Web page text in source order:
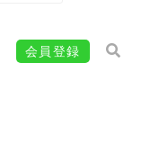
会員登録